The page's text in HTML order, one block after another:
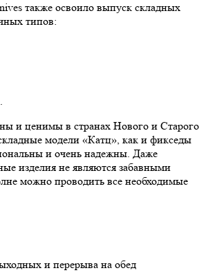
также освоило выпуск складных
типов:
и ценимы в странах Нового и Старого
модели «Катц», как и фикседы
и очень надежны. Даже
изделия не являются забавными
можно проводить все необходимые
и перерыва на обед